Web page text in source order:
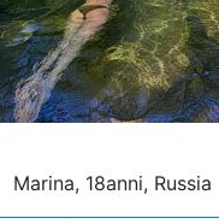
Marina, 18anni, Russia